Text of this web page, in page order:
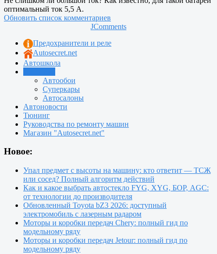
оптимальный ток 5,5 А.
Обновить список комментариев
JComments
Предохранители и реле
Autosecret.net
Автошкола
Автообои
Суперкары
Автосалоны
Автоновости
Тюнинг
Руководства по ремонту машин
Магазин "Autosecret.net"
Новое:
Упал предмет с высоты на машину: кто ответит — ТСЖ
или сосед? Полный алгоритм действий
Как и какое выбрать автостекло FYG, XYG, БОР, AGC:
от технологии до производителя
Обновленный Toyota bZ3 2026: доступный
электромобиль с лазерным радаром
Моторы и коробки передач Chery: полный гид по
модельному ряду
Моторы и коробки передач Jetour: полный гид по
модельному ряду